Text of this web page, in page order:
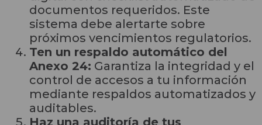
documentos requeridos. Este
sistema debe alertarte sobre
próximos vencimientos regulatorios.
Ten un respaldo automático del
Anexo 24: Garantiza la integridad y el
control de accesos a tu información
mediante respaldos automatizados y
auditables.
Haz una auditoría de tus